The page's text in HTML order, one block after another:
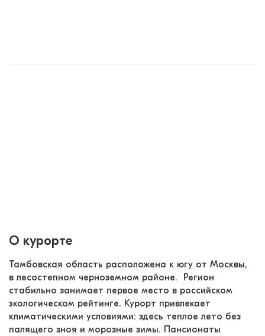
О курорте
Тамбовская область расположена к югу от Москвы,
в лесостепном черноземном районе.  Регион
стабильно занимает первое место в российском
экологическом рейтинге. Курорт привлекает
климатическими условиями: здесь теплое лето без
палящего зноя и морозные зимы. Пансионаты